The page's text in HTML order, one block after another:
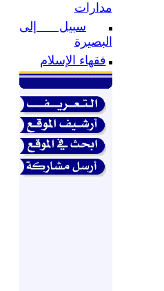
مدارات
سبيل إلى
البصيرة
فقهاء الإسلام